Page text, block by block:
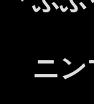
ニン